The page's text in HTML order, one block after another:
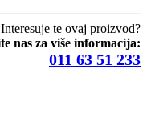
Interesuje te ovaj proizvod?
nas za više informacija:
011 63 51 233